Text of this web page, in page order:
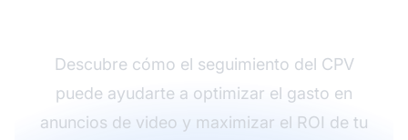
Descubre cómo el seguimiento del CPV
puede ayudarte a optimizar el gasto en
anuncios de video y maximizar el ROI de tu